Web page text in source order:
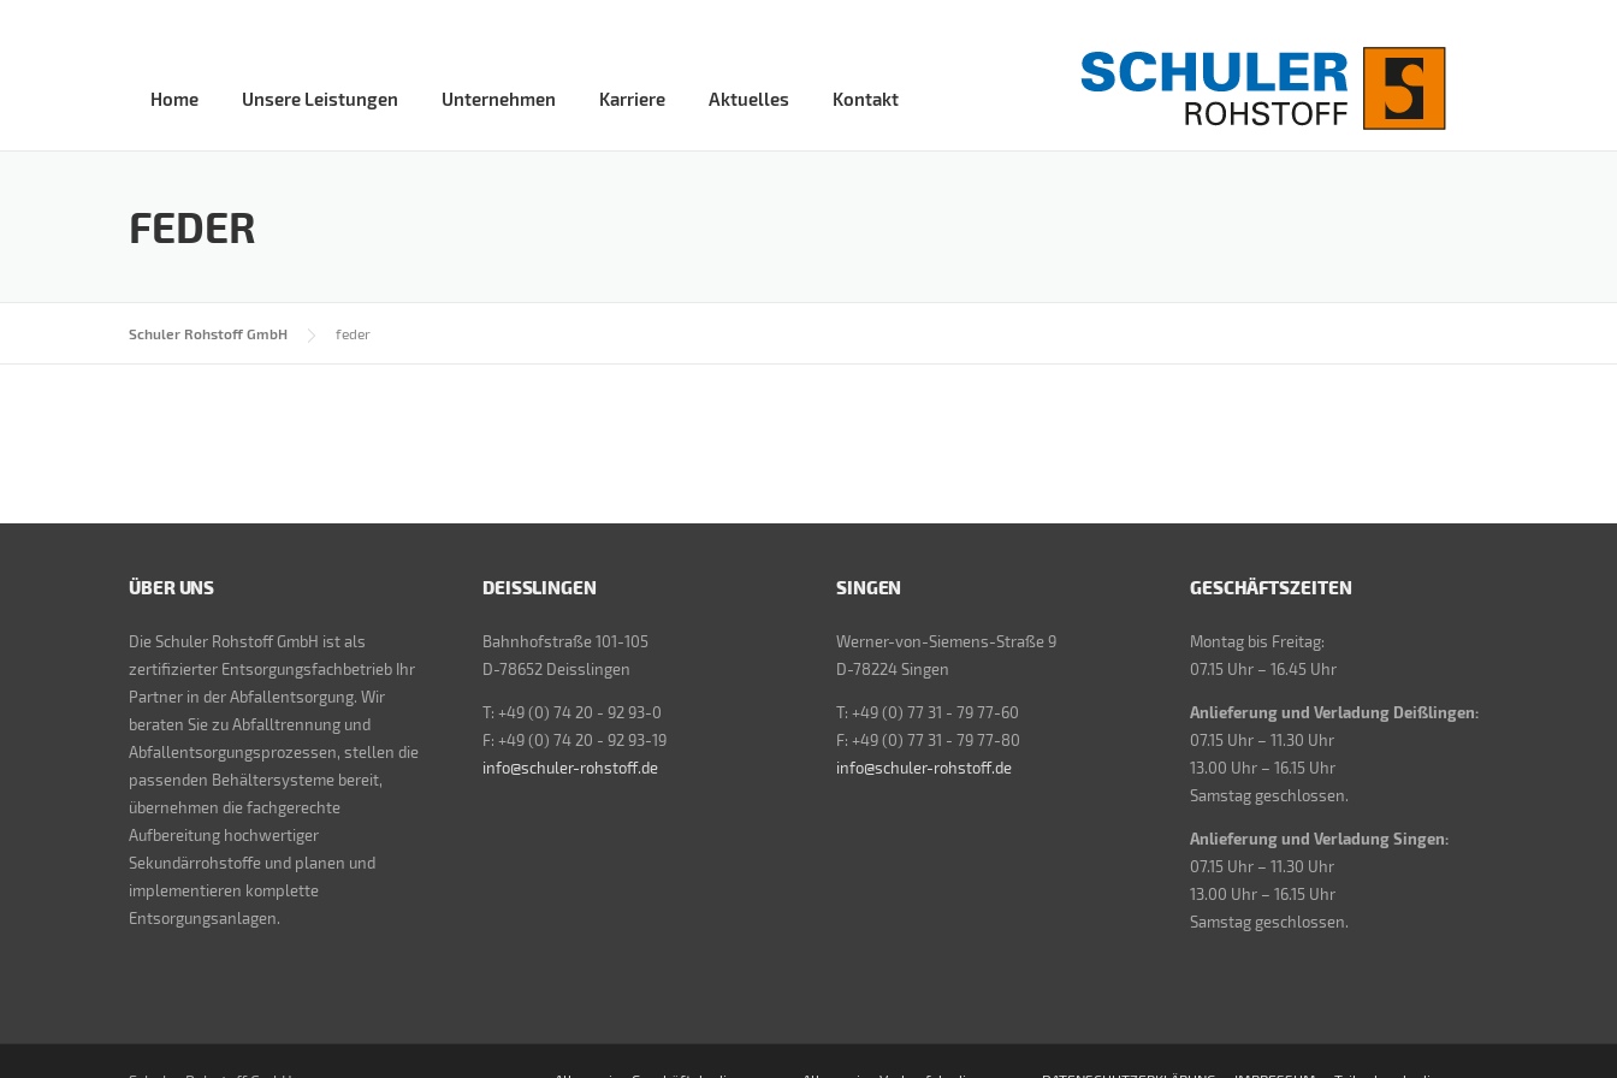
Home Unsere Leistungen Unternehmen Karriere Aktuelles Kontakt
FEDER
Schuler Rohstoff GmbH feder
ÜBER UNS
Die Schuler Rohstoff GmbH ist als
zertifizierter Entsorgungsfachbetrieb Ihr
Partner in der Abfallentsorgung. Wir
beraten Sie zu Abfalltrennung und
Abfallentsorgungsprozessen, stellen die
passenden Behältersysteme bereit,
übernehmen die fachgerechte
Aufbereitung hochwertiger
Sekundärrohstoffe und planen und
implementieren komplette
Entsorgungsanlagen.
DEISSLINGEN
Bahnhofstraße 101-105
D-78652 Deisslingen
T: +49 (0) 74 20 - 92 93-0
F: +49 (0) 74 20 - 92 93-19
info@schuler-rohstoff.de
SINGEN
Werner-von-Siemens-Straße 9
D-78224 Singen
T: +49 (0) 77 31 - 79 77-60
F: +49 (0) 77 31 - 79 77-80
info@schuler-rohstoff.de
GESCHÄFTSZEITEN
Montag bis Freitag:
07.15 Uhr – 16.45 Uhr
Anlieferung und Verladung Deißlingen:
07.15 Uhr – 11.30 Uhr
13.00 Uhr – 16.15 Uhr
Samstag geschlossen.
Anlieferung und Verladung Singen:
07.15 Uhr – 11.30 Uhr
13.00 Uhr – 16.15 Uhr
Samstag geschlossen.